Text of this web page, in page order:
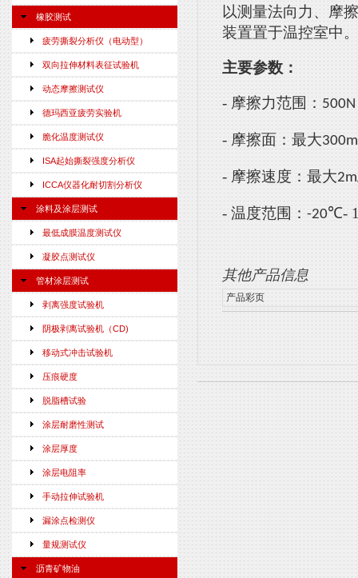
橡胶测试
疲劳撕裂分析仪（电动型）
双向拉伸材料表征试验机
动态摩擦测试仪
德玛西亚疲劳实验机
脆化温度测试仪
ISA起始撕裂强度分析仪
ICCA仪器化耐切割分析仪
涂料及涂层测试
最低成膜温度测试仪
凝胶点测试仪
管材涂层测试
剥离强度试验机
阴极剥离试验机（CD)
移动式冲击试验机
压痕硬度
脱脂槽试验
涂层耐磨性测试
涂层厚度
涂层电阻率
手动拉伸试验机
漏涂点检测仪
量规测试仪
沥青矿物油
以测量法向力、摩
装置置于温控室中。
主要参数：
-摩擦力范围：500N
-摩擦面：最大
-摩擦速度：最大
-温度范围：-20℃-
其他产品信息
产品彩页